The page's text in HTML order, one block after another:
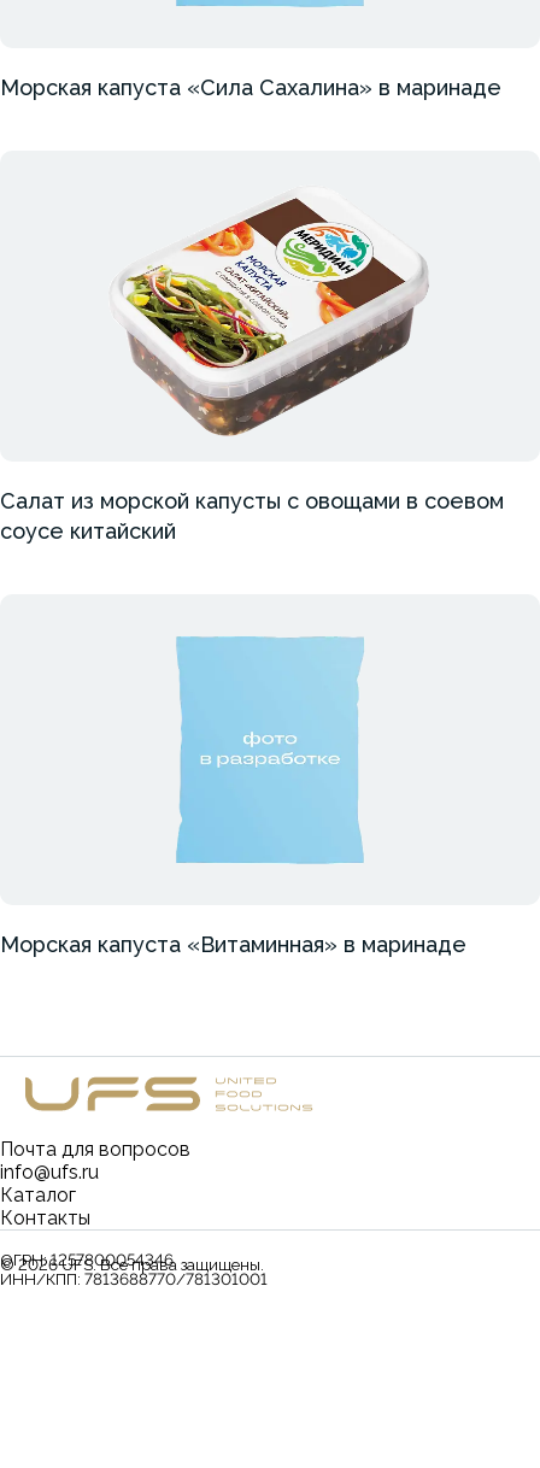
Морская капуста «Сила Сахалина» в маринаде
Салат из морской капусты с овощами в соевом
соусе китайский
Морская капуста «Витаминная» в маринаде
Каталог
Контакты
Почта для вопросов
info@ufs.ru
©2026UFS. Все права защищены.
ОГРН:1257800054346
ИНН/КПП: 7813688770/781301001